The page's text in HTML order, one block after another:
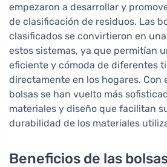
empezaron a desarrollar y
de clasificación de residuos. Las
clasificados se convirtieron en
estos sistemas, ya que permitían
eficiente y cómoda de diferentes
directamente en los hogares. Con
bolsas se han vuelto más
materiales y diseño que facilitan
durabilidad de los materiales
Beneficios de las